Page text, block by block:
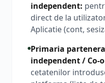
independent:
direct de la
Aplicatie (cont,
Primaria
independent / Co-
cetatenilor